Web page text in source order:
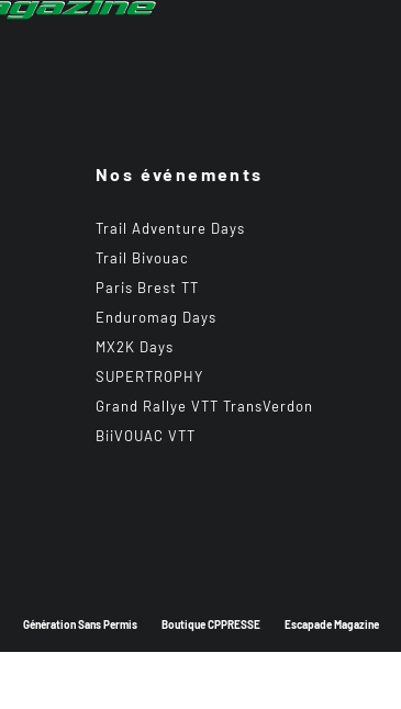
Nos événements
Trail Adventure Days
Trail Bivouac
Paris Brest TT
Enduromag Days
MX2K Days
SUPERTROPHY
Grand Rallye VTT TransVerdon
BiiVOUAC VTT
Génération Sans Permis Boutique CPPRESSE Escapade Magazine